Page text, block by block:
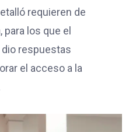
requieren de
para los que el
respuestas
el acceso a la